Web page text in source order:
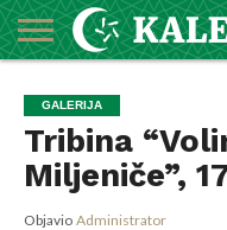
O
MEDŽLISU
DŽEMATI
IMAMI
MEKTEBSKI
CENTAR
VIJESTI
HUTBE
NAJAVE
KALENDAR
KONTAKT
GALERIJA
Tribina
Miljeniče”,
Objavio Administrator